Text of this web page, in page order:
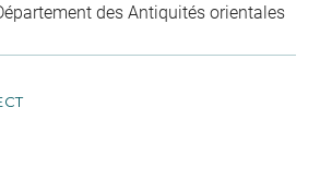
des Antiquités orientales